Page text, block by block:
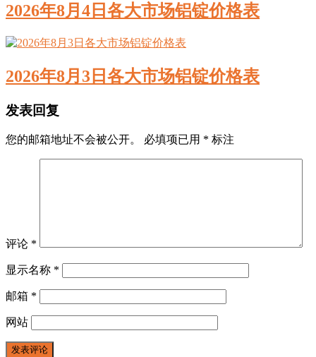
2026年8月4日各大市场铝锭价格表
2026年8月3日各大市场铝锭价格表
发表回复
您的邮箱地址不会被公开。 必填项已用 * 标注
评论 *
显示名称 *
邮箱 *
网站